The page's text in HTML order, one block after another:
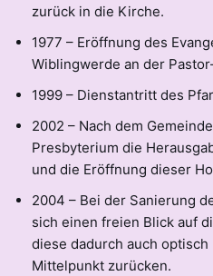
zurück in die Kirche.
1977 – Eröffnung des
Wiblingwerde an der
1999 – Dienstantritt des
2002 – Nach dem
Presbyterium die
und die Eröffnung dieser
2004 – Bei der Sanierung
sich einen freien Blick auf
diese dadurch auch
Mittelpunkt zurücken.